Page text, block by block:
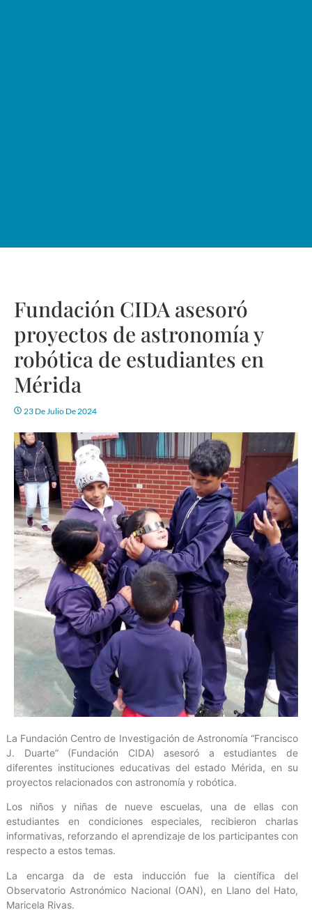
Fundación CIDA asesoró
proyectos de astronomía y
robótica de estudiantes en
Mérida
23 De Julio De 2024
La Fundación Centro de Investigación de Astronomía “Francisco
J. Duarte” (Fundación CIDA) asesoró a estudiantes de
diferentes instituciones educativas del estado Mérida, en su
proyectos relacionados con astronomía y robótica.
Los niños y niñas de nueve escuelas, una de ellas con
estudiantes en condiciones especiales, recibieron charlas
informativas, reforzando el aprendizaje de los participantes con
respecto a estos temas.
La encarga da de esta inducción fue la científica del
Observatorio Astronómico Nacional (OAN), en Llano del Hato,
Maricela Rivas.